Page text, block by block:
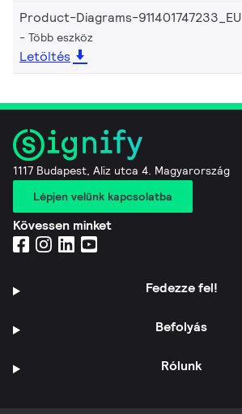
Product-Diagrams-911401747233_EU
Több eszköz
Letöltés
1117 Budapest, Aliz utca 4. Magyarország
Lépjen velünk kapcsolatba
Kövessen minket
Fedezze fel!
Befolyás
Rólunk